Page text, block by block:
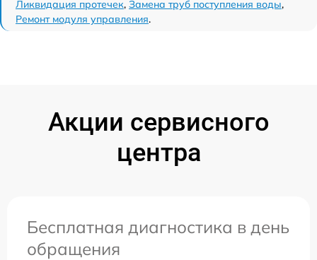
Ликвидация протечек, Замена труб поступления воды,
Ремонт модуля управления.
Акции сервисного
центра
Бесплатная диагностика в день
обращения